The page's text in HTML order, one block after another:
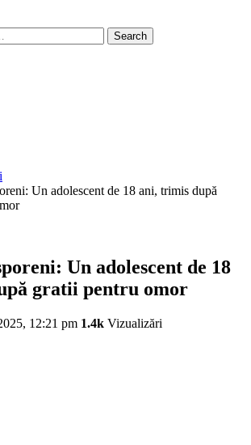
Search
Un adolescent de 18 ani, trimis după
Un adolescent de 18
gratii pentru omor
12:21 pm 1.4k Vizualizări